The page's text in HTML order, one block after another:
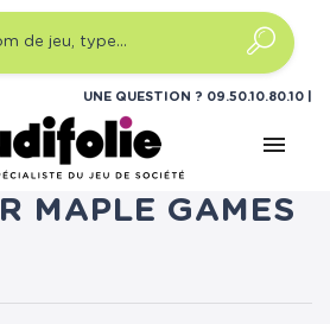
UNE QUESTION ? 09.50.10.80.10
menu
PRODUITS DE
MAPLE GAMES